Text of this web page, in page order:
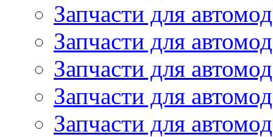
Запчасти для
Запчасти для
Запчасти для
Запчасти для
Запчасти для